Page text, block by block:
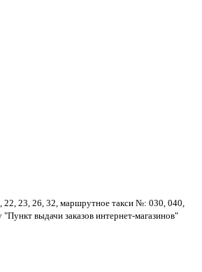
22, 23, 26, 32, маршрутное такси №: 030, 040,
выдачи заказов интернет-магазинов"